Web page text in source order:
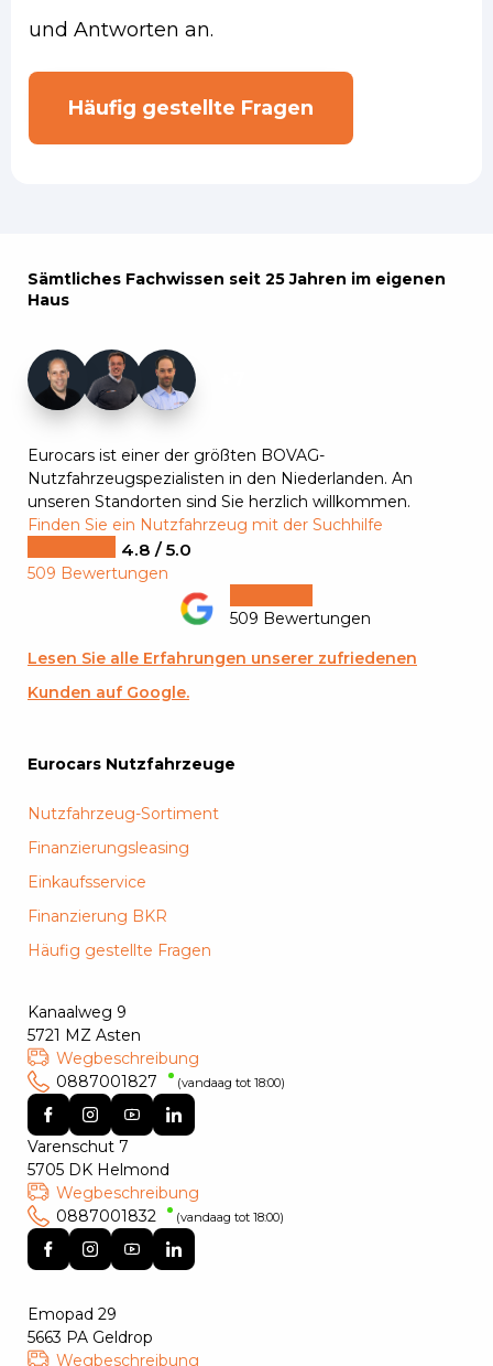
und Antworten an.
Häufig gestellte Fragen
Sämtliches Fachwissen seit 25 Jahren im eigenen
Haus
Eurocars ist einer der größten BOVAG-
Nutzfahrzeugspezialisten in den Niederlanden. An
unseren Standorten sind Sie herzlich willkommen.
Finden Sie ein Nutzfahrzeug mit der Suchhilfe
4.8 / 5.0
509 Bewertungen
509 Bewertungen
Lesen Sie alle Erfahrungen unserer zufriedenen
Kunden auf Google.
Eurocars Nutzfahrzeuge
Nutzfahrzeug-Sortiment
Finanzierungsleasing
Einkaufsservice
Finanzierung BKR
Häufig gestellte Fragen
Kanaalweg 9
5721 MZ Asten
Wegbeschreibung
0887001827
(vandaag tot 18:00)
Varenschut 7
5705 DK Helmond
Wegbeschreibung
0887001832
(vandaag tot 18:00)
Emopad 29
5663 PA Geldrop
Wegbeschreibung